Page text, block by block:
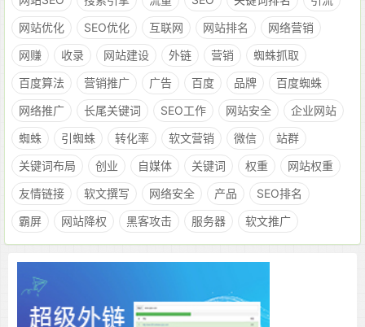
网站优化
SEO优化 互联网 网站排名
网络营销
网赚
收录 网站建设 外链 营销
蜘蛛抓取
百度算法
营销推广 广告 百度 品牌
百度蜘蛛
网络推广
长尾关键词 SEO工作 网站安全
企业网站
蜘蛛
引蜘蛛 转化率 软文营销 微信
站群
关键词布局
创业 自媒体 关键词 权重
网站权重
友情链接
软文撰写 网络安全 产品
SEO排名
霸屏
网站降权 黑客攻击 服务器 软文推广